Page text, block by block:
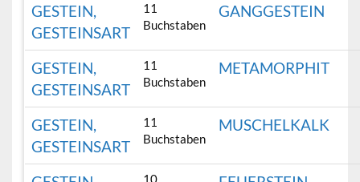
GESTEIN,
GESTEINSART
11
Buchstaben
GANGGESTEIN
GESTEIN,
GESTEINSART
11
Buchstaben
METAMORPHIT
GESTEIN,
GESTEINSART
11
Buchstaben
MUSCHELKALK
10